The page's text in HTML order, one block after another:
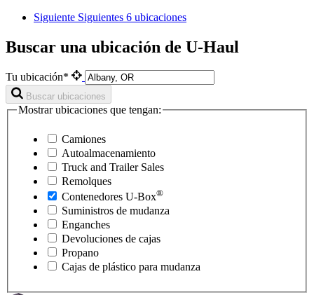
Siguiente Siguientes 6 ubicaciones
Buscar una ubicación de U-Haul
Tu ubicación*
Buscar ubicaciones
Mostrar ubicaciones que tengan:
Camiones
Autoalmacenamiento
Truck and Trailer Sales
Remolques
Contenedores U-Box®
Suministros de mudanza
Enganches
Devoluciones de cajas
Propano
Cajas de plástico para mudanza